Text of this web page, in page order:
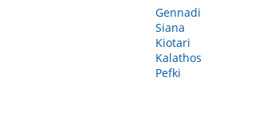
Gennadi
Siana
Kiotari
Kalathos
Pefki